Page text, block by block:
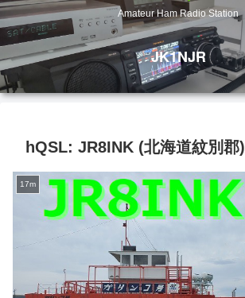
Amateur Ham Radio Station
JK1NJR
hQSL: JR8INK (北海道紋別郡)
17m